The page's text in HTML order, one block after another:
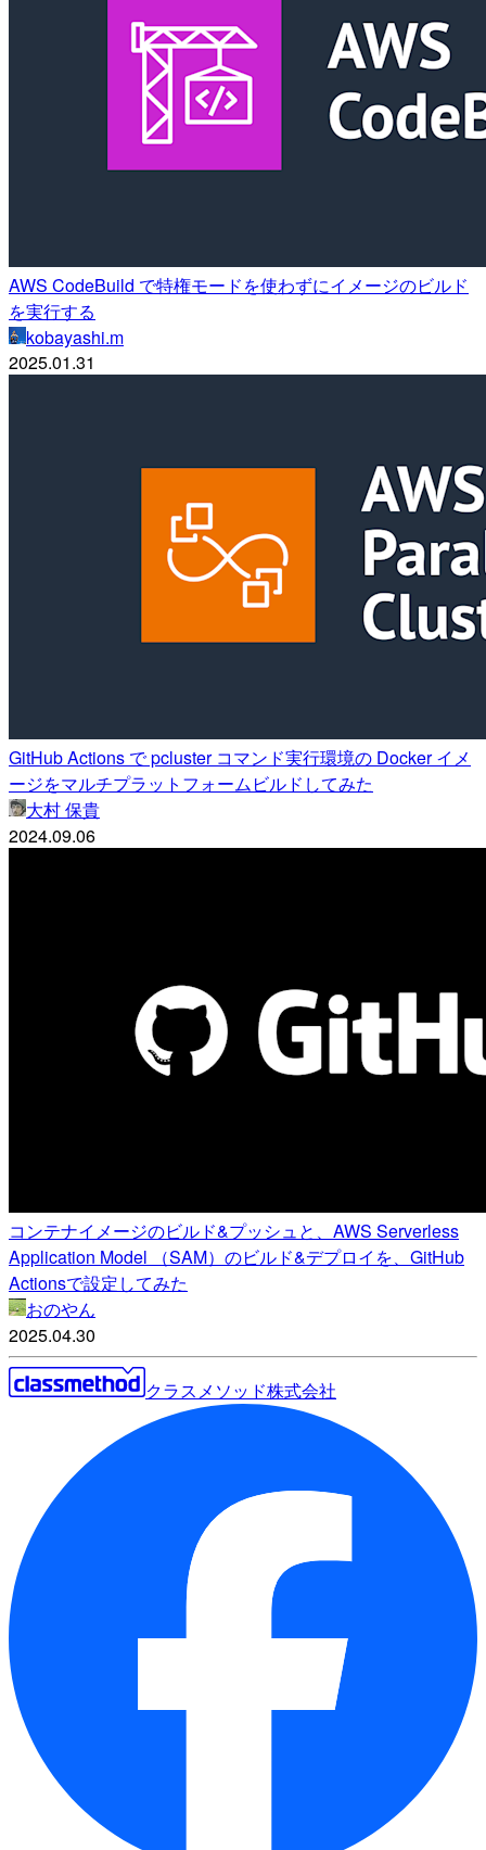
AWS CodeBuild で特権モードを使わずにイメージのビルド
を実行する
kobayashi.m
2025.01.31
GitHub Actions で pcluster コマンド実行環境の Docker イメ
ージをマルチプラットフォームビルドしてみた
大村 保貴
2024.09.06
コンテナイメージのビルド&プッシュと、AWS Serverless
Application Model （SAM）のビルド&デプロイを、GitHub
Actionsで設定してみた
おのやん
2025.04.30
クラスメソッド株式会社